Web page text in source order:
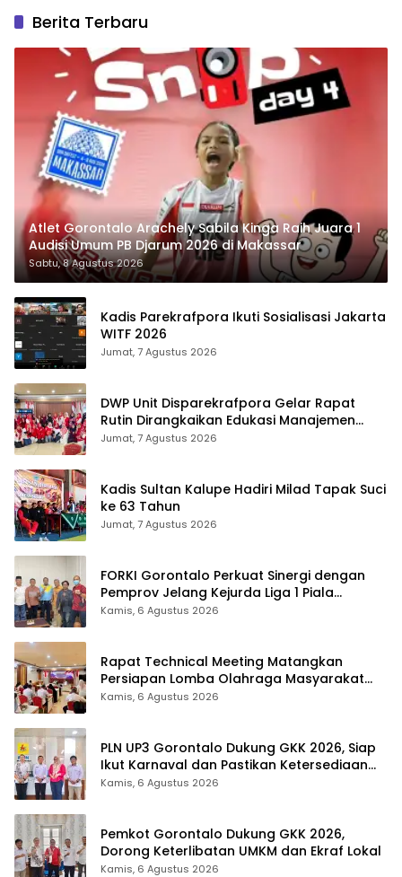
Berita Terbaru
Atlet Gorontalo Arachely Sabila Kinga Raih Juara 1
Audisi Umum PB Djarum 2026 di Makassar
Sabtu, 8 Agustus 2026
Kadis Parekrafpora Ikuti Sosialisasi Jakarta
WITF 2026
Jumat, 7 Agustus 2026
DWP Unit Disparekrafpora Gelar Rapat
Rutin Dirangkaikan Edukasi Manajemen
Stres
Jumat, 7 Agustus 2026
Kadis Sultan Kalupe Hadiri Milad Tapak Suci
ke 63 Tahun
Jumat, 7 Agustus 2026
FORKI Gorontalo Perkuat Sinergi dengan
Pemprov Jelang Kejurda Liga 1 Piala
Gubernur 2026
Kamis, 6 Agustus 2026
Rapat Technical Meeting Matangkan
Persiapan Lomba Olahraga Masyarakat
Tingkat Provinsi Gorontalo
Kamis, 6 Agustus 2026
PLN UP3 Gorontalo Dukung GKK 2026, Siap
Ikut Karnaval dan Pastikan Ketersediaan
Listrik
Kamis, 6 Agustus 2026
Pemkot Gorontalo Dukung GKK 2026,
Dorong Keterlibatan UMKM dan Ekraf Lokal
Kamis, 6 Agustus 2026